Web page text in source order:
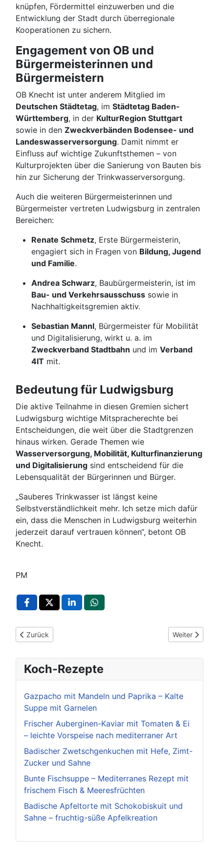
knüpfen, Fördermittel einzuwerben und die
Entwicklung der Stadt durch überregionale
Kooperationen zu sichern.
Engagement von OB und
Bürgermeisterinnen und
Bürgermeistern
OB Knecht ist unter anderem Mitglied im
Deutschen Städtetag, im Städtetag Baden-
Württemberg, in der KulturRegion Stuttgart
sowie in den Zweckverbänden Bodensee- und
Landeswasserversorgung. Damit nimmt er
Einfluss auf wichtige Zukunftsthemen – von
Kulturprojekten über die Sanierung von Bauten bis
hin zur Sicherung der Trinkwasserversorgung.
Auch die weiteren Bürgermeisterinnen und
Bürgermeister vertreten Ludwigsburg in zentralen
Bereichen:
Renate Schmetz, Erste Bürgermeisterin,
engagiert sich in Fragen von Bildung, Jugend
und Familie.
Andrea Schwarz, Baubürgermeisterin, ist im
Bau- und Verkehrsausschuss sowie in
Nachhaltigkeitsgremien aktiv.
Sebastian Mannl, Bürgermeister für Mobilität
und Digitalisierung, wirkt u. a. im
Zweckverband Stadtbahn und im Verband
4IT mit.
Bedeutung für Ludwigsburg
Die aktive Teilnahme in diesen Gremien sichert
Ludwigsburg wichtige Mitspracherechte bei
Entscheidungen, die weit über die Stadtgrenzen
hinaus wirken. Gerade Themen wie
Wasserversorgung, Mobilität, Kulturfinanzierung
und Digitalisierung sind entscheidend für die
Lebensqualität der Bürgerinnen und Bürger.
„Sauberes Trinkwasser ist längst keine
Selbstverständlichkeit mehr. Ich setze mich dafür
ein, dass die Menschen in Ludwigsburg weiterhin
jederzeit darauf vertrauen können“, betont OB
Knecht.
PM
Vorheriger Beitrag: Workshop „Wurzelwerk“ in Ludwigsburg:
Zurück Nächster
Weiter
Koch-Rezepte
Gazpacho mit Mandeln und Paprika – Kalte
Suppe mit Garnelen
Frischer Auberginen-Kaviar mit Tomaten & Ei
– leichte Vorspeise nach mediterraner Art
Badischer Zwetschgenkuchen mit Hefe, Zimt-
Zucker und Sahne
Bunte Fischsuppe – Mediterranes Rezept mit
frischem Fisch & Meeresfrüchten
Badische Apfeltorte mit Schokobiskuit und
Sahne – fruchtig-süße Apfelkreation